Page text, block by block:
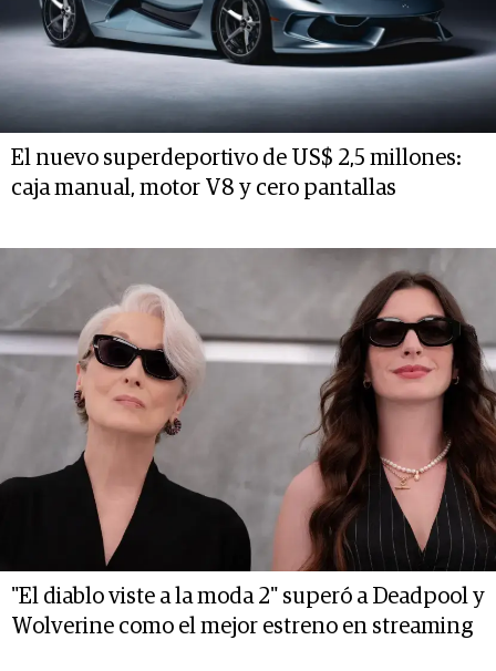
El nuevo superdeportivo de US$ 2,5 millones:
caja manual, motor V8 y cero pantallas
"El diablo viste a la moda 2" superó a Deadpool y
Wolverine como el mejor estreno en streaming